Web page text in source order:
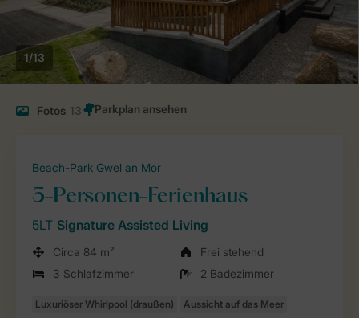
1/13
Fotos 13
Beach-Park Gwel an Mor
5-Personen-Ferienhaus
5LT Signature Assisted Living
Circa 84 m²
Frei stehend
3 Schlafzimmer
2 Badezimmer